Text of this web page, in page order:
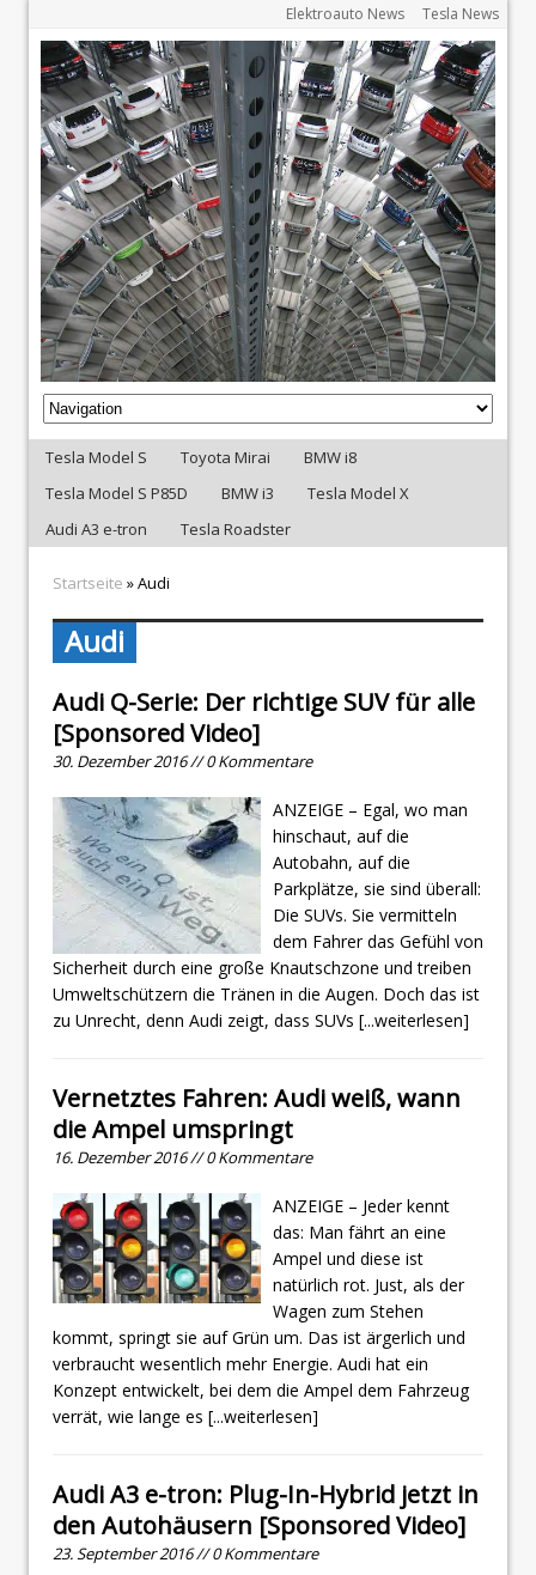
Elektroauto News Tesla News
Tesla Model S Toyota Mirai
BMW i8
Tesla Model S P85D
BMW i3
Tesla Model X
Audi A3 e-tron
Tesla Roadster
Startseite » Audi
Audi
Audi Q-Serie: Der richtige SUV für alle
[Sponsored Video]
30. Dezember 2016 // 0 Kommentare
ANZEIGE – Egal, wo man
hinschaut, auf die
Autobahn, auf die
Parkplätze, sie sind überall:
Die SUVs. Sie vermitteln
dem Fahrer das Gefühl von
Sicherheit durch eine große Knautschzone und treiben
Umweltschützern die Tränen in die Augen. Doch das ist
zu Unrecht, denn Audi zeigt, dass SUVs [...weiterlesen]
Vernetztes Fahren: Audi weiß, wann
die Ampel umspringt
16. Dezember 2016 // 0 Kommentare
ANZEIGE – Jeder kennt
das: Man fährt an eine
Ampel und diese ist
natürlich rot. Just, als der
Wagen zum Stehen
kommt, springt sie auf Grün um. Das ist ärgerlich und
verbraucht wesentlich mehr Energie. Audi hat ein
Konzept entwickelt, bei dem die Ampel dem Fahrzeug
verrät, wie lange es [...weiterlesen]
Audi A3 e-tron: Plug-In-Hybrid jetzt in
den Autohäusern [Sponsored Video]
23. September 2016 // 0 Kommentare